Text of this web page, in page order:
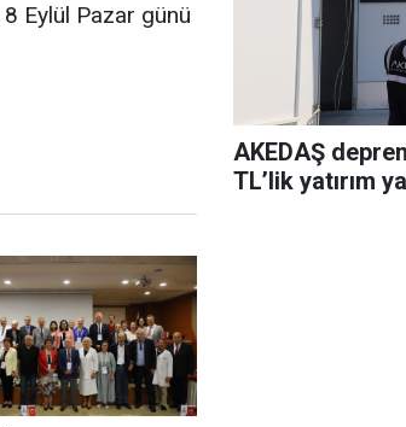
Eylül Pazar günü
AKEDAŞ
TL’lik yatırım